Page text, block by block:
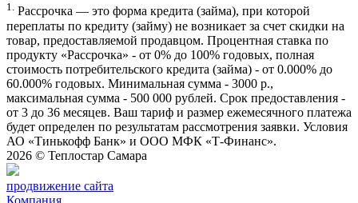
1. Рассрочка — это форма кредита (займа), при которой
переплаты по кредиту (займу) не возникает за счет скидки на
товар, предоставляемой продавцом. Процентная ставка по
продукту «Рассрочка» - от 0% до 100% годовых, полная
стоимость потребительского кредита (займа) - от 0.000% до
60.000% годовых. Минимальная сумма - 3000 р.,
максимальная сумма - 500 000 рублей. Срок предоставления -
от 3 до 36 месяцев. Ваш тариф и размер ежемесячного платежа
будет определен по результатам рассмотрения заявки. Условия
АО «Тинькофф Банк» и ООО МФК «Т-Финанс».
2026 © Теплостар Самара
продвижение сайта
Компания